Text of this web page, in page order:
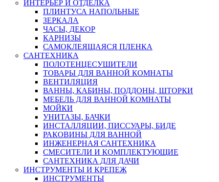
ИНТЕРЬЕР И ОТДЕЛКА
ПЛИНТУСА НАПОЛЬНЫЕ
ЗЕРКАЛА
ЧАСЫ, ДЕКОР
КАРНИЗЫ
САМОКЛЕЯЩАЯСЯ ПЛЕНКА
САНТЕХНИКА
ПОЛОТЕНЦЕСУШИТЕЛИ
ТОВАРЫ ДЛЯ ВАННОЙ КОМНАТЫ
ВЕНТИЛЯЦИЯ
ВАННЫ, КАБИНЫ, ПОДДОНЫ, ШТОРКИ
МЕБЕЛЬ ДЛЯ ВАННОЙ КОМНАТЫ
МОЙКИ
УНИТАЗЫ, БАЧКИ
ИНСТАЛЛЯЦИИ, ПИССУАРЫ, БИДЕ
РАКОВИНЫ ДЛЯ ВАННОЙ
ИНЖЕНЕРНАЯ САНТЕХНИКА
СМЕСИТЕЛИ И КОМПЛЕКТУЮЩИЕ
САНТЕХНИКА ДЛЯ ДАЧИ
ИНСТРУМЕНТЫ И КРЕПЕЖ
ИНСТРУМЕНТЫ